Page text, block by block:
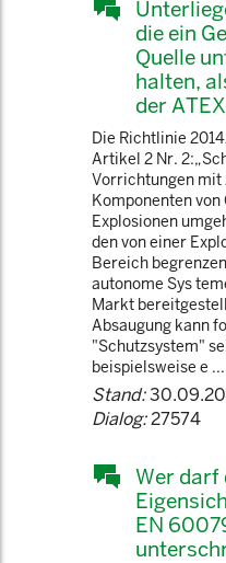
die ein
Quelle
halten,
der
Die Richtlinie
Artikel 2 Nr.
Vorrichtungen mit
Komponenten
Explosionen
den von einer
Bereich
autonome Sys­
Markt
Absaugung kann
"Schutzsystem"
beispielsweise e ...
Stand:
Dialog:27574
Wer darf
EN